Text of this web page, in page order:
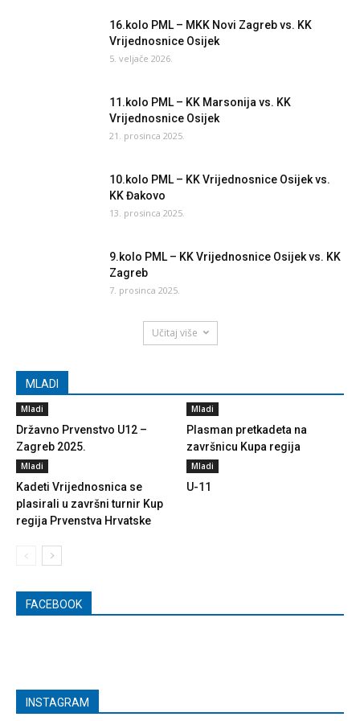
16.kolo PML – MKK Novi Zagreb vs. KK
Vrijednosnice Osijek
5. veljače 2026.
11.kolo PML – KK Marsonija vs. KK
Vrijednosnice Osijek
21. prosinca 2025.
10.kolo PML – KK Vrijednosnice Osijek vs.
KK Đakovo
13. prosinca 2025.
9.kolo PML – KK Vrijednosnice Osijek vs. KK
Zagreb
7. prosinca 2025.
Učitaj više
MLADI
Mladi
Državno Prvenstvo U12 –
Zagreb 2025.
Mladi
Plasman pretkadeta na
završnicu Kupa regija
Mladi
Kadeti Vrijednosnica se
plasirali u završni turnir Kup
regija Prvenstva Hrvatske
Mladi
U-11
FACEBOOK
INSTAGRAM